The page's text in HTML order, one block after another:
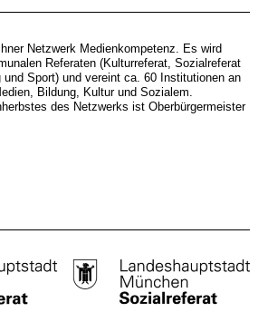
Netzwerk Medienkompetenz. Es wird
Referaten (Kulturreferat, Sozialreferat
und Sport) und vereint ca. 60 Institutionen an
Bildung, Kultur und Sozialem.
des Netzwerks ist Oberbürgermeister